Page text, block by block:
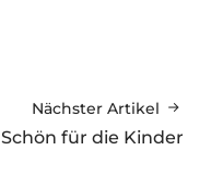
Nächster Artikel
Schön für die Kinder